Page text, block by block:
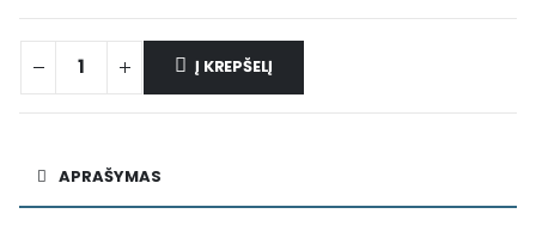
Į KREPŠELĮ
Alternative:
APRAŠYMAS